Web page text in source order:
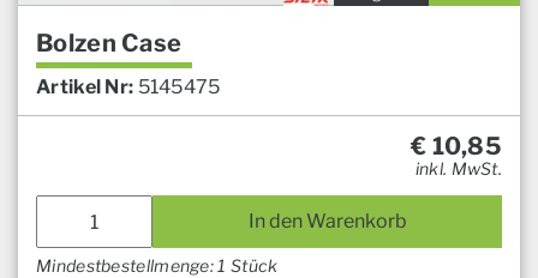
Bolzen Case
Artikel Nr: 5145475
€ 10,85
inkl. MwSt.
In den Warenkorb
Mindestbestellmenge: 1 Stück